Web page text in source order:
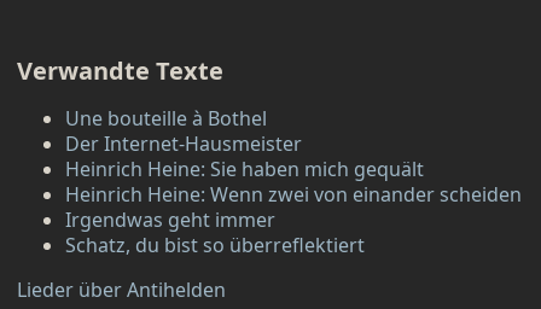
Verwandte Texte
Une bouteille à Bothel
Der Internet-Hausmeister
Heinrich Heine: Sie haben mich gequält
Heinrich Heine: Wenn zwei von einander scheiden
Irgendwas geht immer
Schatz, du bist so überreflektiert
Lieder über Antihelden